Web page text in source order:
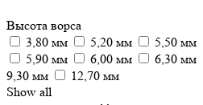
Высота ворса
3,80 мм
5,20 мм
5,50 мм
5,90 мм
6,00 мм 6,30 мм
9,30 мм
12,70 мм
Show all